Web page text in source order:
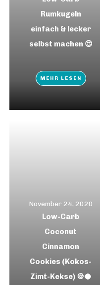
Rumkugeln
einfach & lecker
selbst machen 😍
MEHR LESEN
November 24, 2020
Low-Carb
Coconut
Cinnamon
Cookies (Kokos-
Zimt-Kekse) 🍪🥥